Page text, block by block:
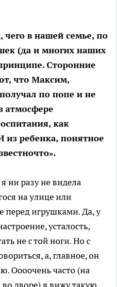
чего в нашей семье, по
(да и многих наших
Сторонние
что Максим,
по попе и не
атмосфере
как
из ребенка, понятное
ни разу не видела
на улице или
перед игрушками. Да, у
усталость,
не с той ноги. Но с
а, главное, он
Оооочень часто (на